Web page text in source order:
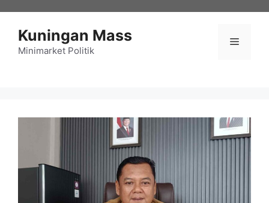
Kuningan Mass
Minimarket Politik
Menu